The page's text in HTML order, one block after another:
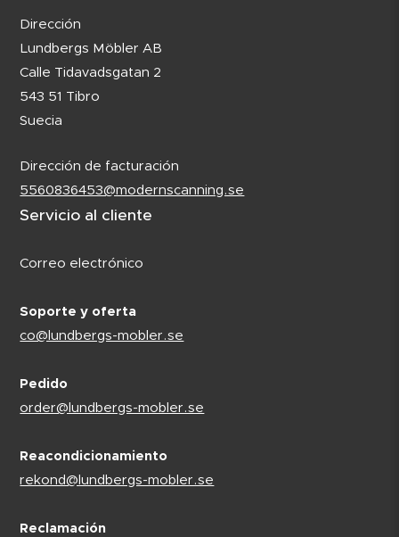
Dirección
Lundbergs Möbler AB
Calle Tidavadsgatan 2
543 51 Tibro
Suecia
Dirección de facturación
5560836453@modernscanning.se
Servicio al cliente
Correo electrónico
Soporte y oferta
co@lundbergs-mobler.se
Pedido
order@lundbergs-mobler.se
Reacondicionamiento
rekond@lundbergs-mobler.se
Reclamación